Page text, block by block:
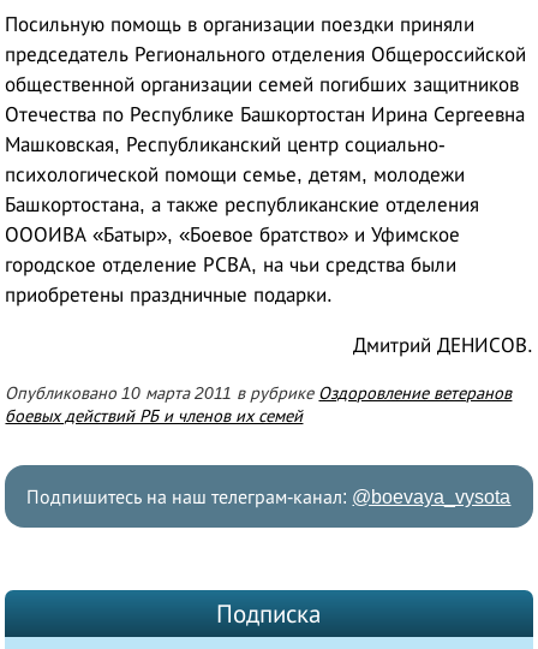
Посильную помощь в организации поездки приняли
председатель Регионального отделения Общероссийской
общественной организации семей погибших защитников
Отечества по Республике Башкортостан Ирина Сергеевна
Машковская, Республиканский центр социально-
психологической помощи семье, детям, молодежи
Башкортостана, а также республиканские отделения
ОООИВА «Батыр», «Боевое братство» и Уфимское
городское отделение РСВА, на чьи средства были
приобретены праздничные подарки.
Дмитрий ДЕНИСОВ.
Опубликовано 10 марта 2011 в рубрике Оздоровление ветеранов
боевых действий РБ и членов их семей
Подпишитесь на наш телеграм-канал: @boevaya_vysota
Подписка